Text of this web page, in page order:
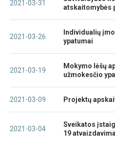
2021-03-31
atskaitomybės
2021-03-26
Individualių
ypatumai
2021-03-19
Mokymo lėšų
užmokesčio
2021-03-09 Projektų
2021-03-04
Sveikatos
19